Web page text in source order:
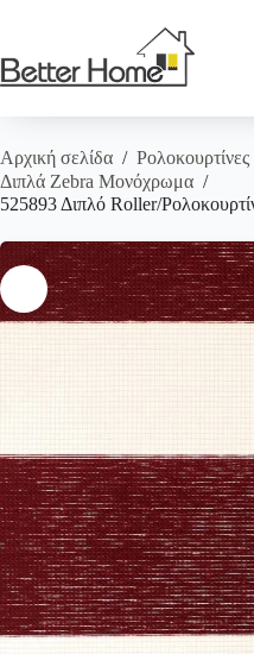
Αρχική σελίδα / Ρολοκουρτίνες
Διπλά Zebra Μονόχρωμα /
525893 Διπλό Roller/